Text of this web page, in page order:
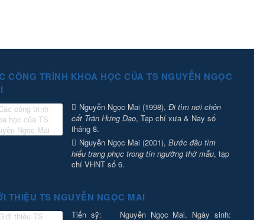
CÔNG TRÌNH KHOA HỌC CỦA TS NGUYỄN NGỌC
Nguyễn Ngọc Mai (1998), Đi tìm nơi chôn
cất Trần Hưng Đạo, Tạp chí xưa & Nay số
tháng 8.
Nguyễn Ngọc Mai (2001), Bước đầu tìm
hiểu trang phục trong tín ngưỡng thờ mẫu, tạp
chí VHNT số 6.
THIỆU TS NGUYỄN NGỌC MAI
Tiến sỹ: Nguyễn Ngọc Mai. Ngày sinh: